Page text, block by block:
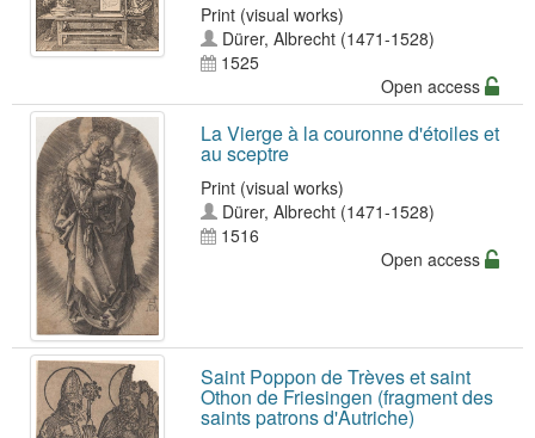
Print (visual works)
Dürer, Albrecht (1471-1528)
1525
Open access
La Vierge à la couronne d'étoiles et
au sceptre
Print (visual works)
Dürer, Albrecht (1471-1528)
1516
Open access
Saint Poppon de Trèves et saint
Othon de Friesingen (fragment des
saints patrons d'Autriche)